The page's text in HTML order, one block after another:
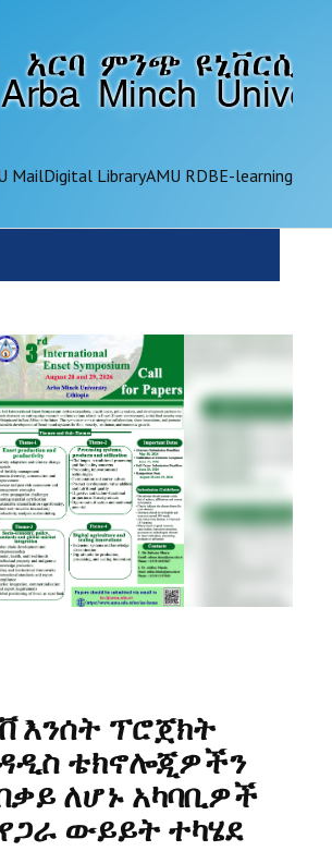
MailDigital LibraryAMU RDBE-learning
እንሰት ፕሮጀክት
ቴክኖሎጂዎችን
ለሆኑ አካባቢዎች
ውይይት ተካሄደ